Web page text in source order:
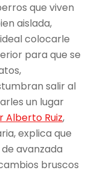
que viven
aislada,
colocarle
para que se
salir al
un lugar
Alberto Ruiz,
explica que
avanzada
bruscos